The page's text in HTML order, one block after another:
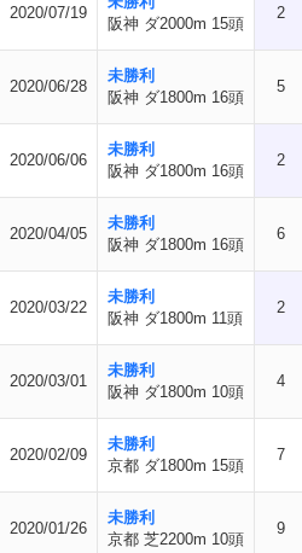
2020/07/19
阪神 ダ2000m 15頭
2
2020/06/28
未勝利
阪神 ダ1800m 16頭
5
2020/06/06
未勝利
阪神 ダ1800m 16頭
2
2020/04/05
未勝利
阪神 ダ1800m 16頭
6
2020/03/22
未勝利
阪神 ダ1800m 11頭
2
2020/03/01
未勝利
阪神 ダ1800m 10頭
4
2020/02/09
未勝利
京都 ダ1800m 15頭
7
2020/01/26
未勝利
京都 芝2200m 10頭
9